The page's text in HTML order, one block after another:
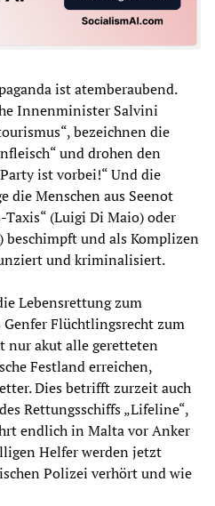
ist atemberaubend.
Innenminister Salvini
bezeichnen die
und drohen den
ist vorbei!“ Und die
die Menschen aus Seenot
(Luigi Di Maio) oder
beschimpft und als Komplizen
und kriminalisiert.
Lebensrettung zum
Flüchtlingsrecht zum
nur akut alle geretteten
Festland erreichen,
Dies betrifft zurzeit auch
Rettungsschiffs „Lifeline“,
endlich in Malta vor Anker
Helfer werden jetzt
Polizei verhört und wie